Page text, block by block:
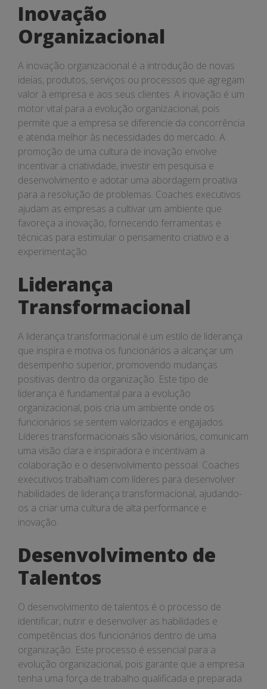
Inovação
Organizacional
A inovação organizacional é a introdução de novas
ideias, produtos, serviços ou processos que agregam
valor à empresa e aos seus clientes. A inovação é um
motor vital para a evolução organizacional, pois
permite que a empresa se diferencie da concorrência
e atenda melhor às necessidades do mercado. A
promoção de uma cultura de inovação envolve
incentivar a criatividade, investir em pesquisa e
desenvolvimento e adotar uma abordagem proativa
para a resolução de problemas. Coaches executivos
ajudam as empresas a cultivar um ambiente que
favoreça a inovação, fornecendo ferramentas e
técnicas para estimular o pensamento criativo e a
experimentação.
Liderança
Transformacional
A liderança transformacional é um estilo de liderança
que inspira e motiva os funcionários a alcançar um
desempenho superior, promovendo mudanças
positivas dentro da organização. Este tipo de
liderança é fundamental para a evolução
organizacional, pois cria um ambiente onde os
funcionários se sentem valorizados e engajados.
Líderes transformacionais são visionários, comunicam
uma visão clara e inspiradora e incentivam a
colaboração e o desenvolvimento pessoal. Coaches
executivos trabalham com líderes para desenvolver
habilidades de liderança transformacional, ajudando-
os a criar uma cultura de alta performance e
inovação.
Desenvolvimento de
Talentos
O desenvolvimento de talentos é o processo de
identificar, nutrir e desenvolver as habilidades e
competências dos funcionários dentro de uma
organização. Este processo é essencial para a
evolução organizacional, pois garante que a empresa
tenha uma força de trabalho qualificada e preparada